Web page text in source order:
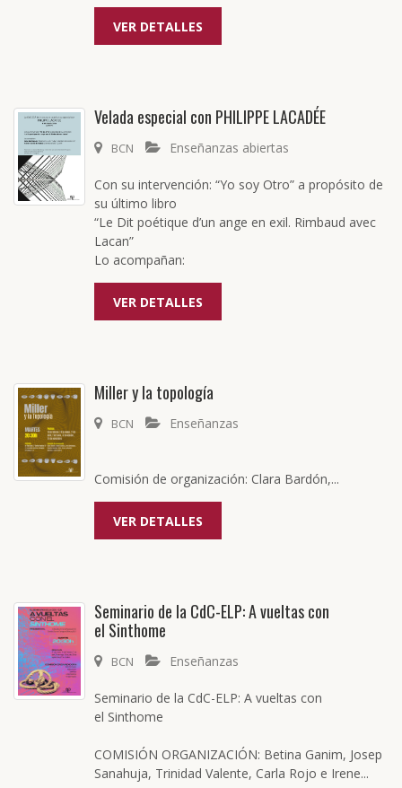
VER DETALLES
Velada especial con PHILIPPE LACADÉE
BCN Enseñanzas abiertas
Con su intervención: “Yo soy Otro” a propósito de
su último libro
“Le Dit poétique d’un ange en exil. Rimbaud avec
Lacan”
Lo acompañan:
VER DETALLES
Miller y la topología
BCN Enseñanzas
Comisión de organización: Clara Bardón,...
VER DETALLES
Seminario de la CdC-ELP: A vueltas con
el Sinthome
BCN Enseñanzas
Seminario de la CdC-ELP: A vueltas con
el Sinthome
COMISIÓN ORGANIZACIÓN: Betina Ganim, Josep
Sanahuja, Trinidad Valente, Carla Rojo e Irene...